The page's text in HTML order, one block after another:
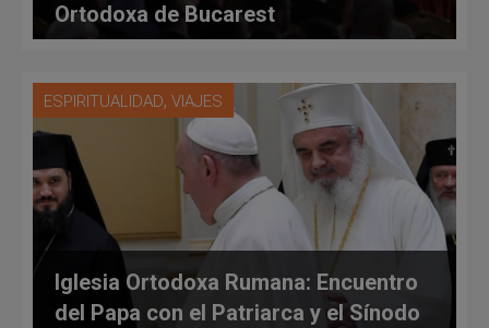
Ortodoxa de Bucarest
ESPIRITUALIDAD, VIAJES
Iglesia Ortodoxa Rumana: Encuentro
del Papa con el Patriarca y el Sínodo